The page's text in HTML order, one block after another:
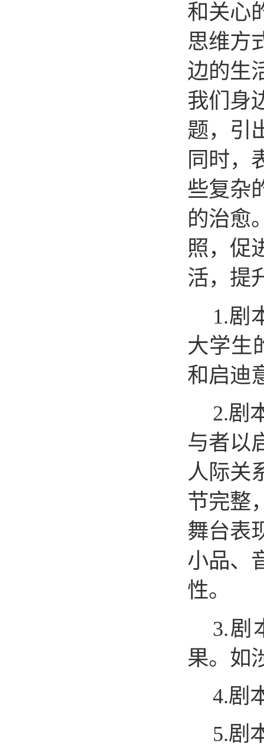
和关心
思维方
边的生
我们身
题，引
同时，
些复杂
的治愈
照，促
活，提
1.剧
大学生
和启迪
2.剧
与者以
人际关
节完整
舞台表
小品、
性。
3.剧
果。如
4.剧
5.剧